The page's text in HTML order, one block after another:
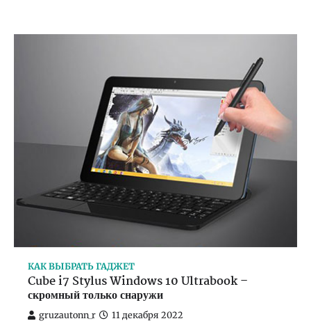
КАК ВЫБРАТЬ ГАДЖЕТ
Cube i7 Stylus Windows 10 Ultrabook –
скромный только снаружи
gruzautonn_r 11 декабря 2022